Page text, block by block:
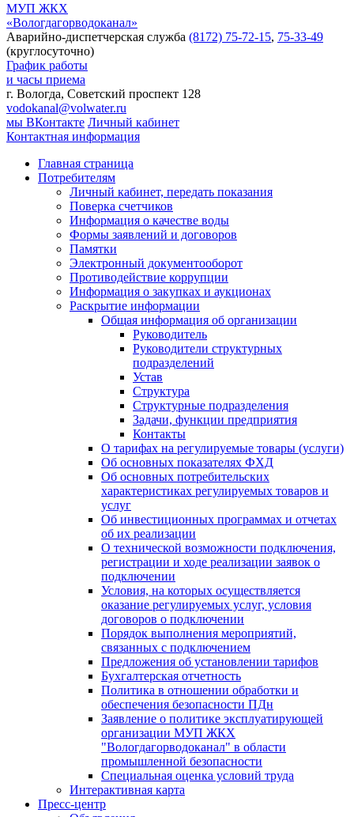
МУП ЖКХ
«Вологдагорводоканал»
Аварийно-диспетчерская служба (8172) 75-72-15, 75-33-49
(круглосуточно)
График работы
и часы приема
г. Вологда, Советский проспект 128
vodokanal@volwater.ru
мы ВКонтакте Личный кабинет
Контактная информация
Главная страница
Потребителям
Личный кабинет, передать показания
Поверка счетчиков
Информация о качестве воды
Формы заявлений и договоров
Памятки
Электронный документооборот
Противодействие коррупции
Информация о закупках и аукционах
Раскрытие информации
Общая информация об организации
Руководитель
Руководители структурных
подразделений
Устав
Структура
Структурные подразделения
Задачи, функции предприятия
Контакты
О тарифах на регулируемые товары (услуги)
Об основных показателях ФХД
Об основных потребительских
характеристиках регулируемых товаров и
услуг
Об инвестиционных программах и отчетах
об их реализации
О технической возможности подключения,
регистрации и ходе реализации заявок о
подключении
Условия, на которых осуществляется
оказание регулируемых услуг, условия
договоров о подключении
Порядок выполнения мероприятий,
связанных с подключением
Предложения об установлении тарифов
Бухгалтерская отчетность
Политика в отношении обработки и
обеспечения безопасности ПДн
Заявление о политике эксплуатирующей
организации МУП ЖКХ
"Вологдагорводоканал" в области
промышленной безопасности
Специальная оценка условий труда
Интерактивная карта
Пресс-центр